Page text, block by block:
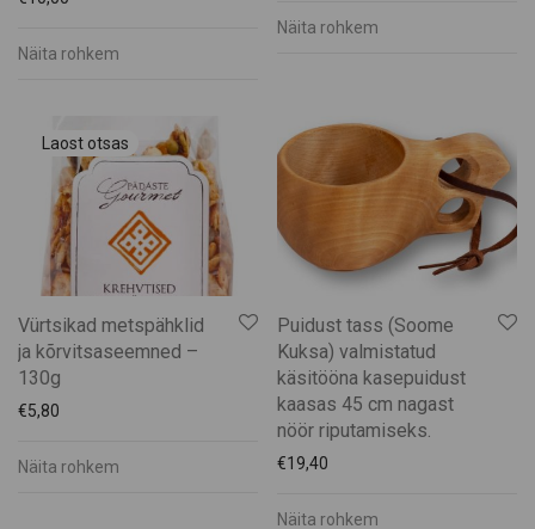
Näita rohkem
Näita rohkem
Vürtsikad metspähklid
ja kõrvitsaseemned –
130g
€5,80
Näita rohkem
Puidust tass (Soome
Kuksa) valmistatud
käsitööna kasepuidust
kaasas 45 cm nagast
nöör riputamiseks.
€19,40
Näita rohkem